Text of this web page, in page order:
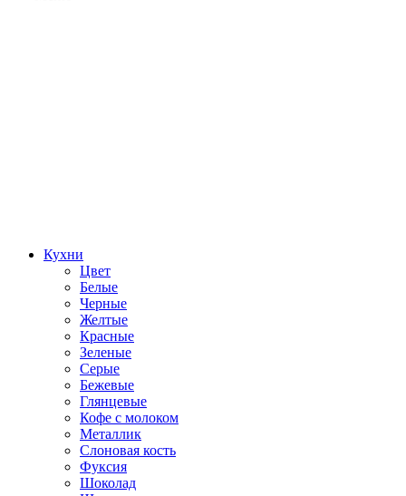
Кухни
Цвет
Белые
Черные
Желтые
Красные
Зеленые
Серые
Бежевые
Глянцевые
Кофе с молоком
Металлик
Слоновая кость
Фуксия
Шоколад